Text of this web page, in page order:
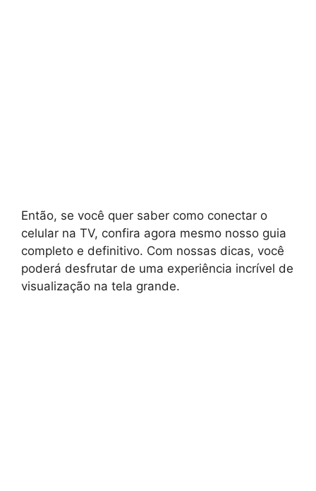
Então, se você quer saber como conectar o
celular na TV, confira agora mesmo nosso guia
completo e definitivo. Com nossas dicas, você
poderá desfrutar de uma experiência incrível de
visualização na tela grande.